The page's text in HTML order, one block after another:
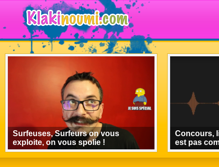
Surfeuses, Surfeurs on vous
exploite, on vous spolie !
Concours,
est pas